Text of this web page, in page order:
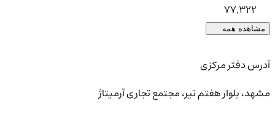
77,322
مشاهده همه
آدرس دفتر مرکزی
مشهد، بلوار هفتم تیر، مجتمع تجاری آرمیتاژ